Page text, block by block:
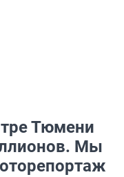
Тюмени
Мы